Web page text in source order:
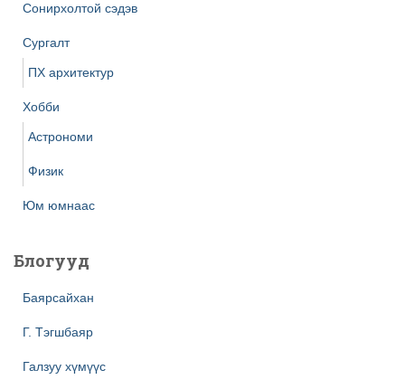
Сонирхолтой сэдэв
Сургалт
ПХ архитектур
Хобби
Астрономи
Физик
Юм юмнаас
Блогууд
Баярсайхан
Г. Тэгшбаяр
Галзуу хүмүүс